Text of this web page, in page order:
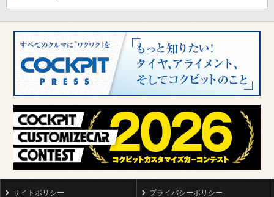
サイトポリシー プライバシーポリシー